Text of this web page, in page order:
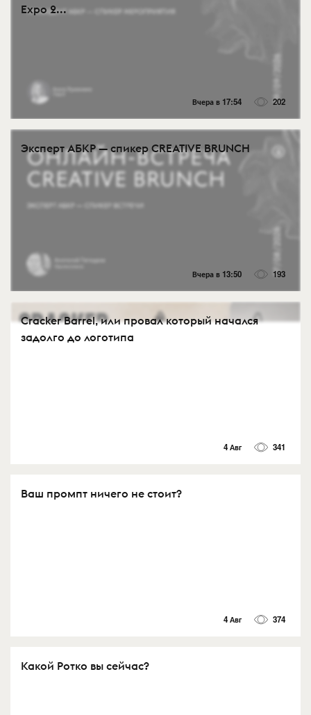
Expo 2...
Вчера в 17:54 202
Эксперт АБКР — спикер CREATIVE BRUNCH
Вчера в 13:50 193
Cracker Barrel, или провал который начался
задолго до логотипа
4 Авг 341
Ваш промпт ничего не стоит?
4 Авг 374
Какой Ротко вы сейчас?